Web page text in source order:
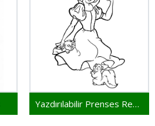
Yazdırılabilir Prenses Resim